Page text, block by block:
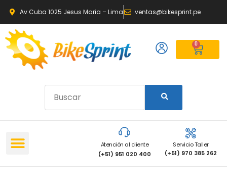
Av Cuba 1025 Jesus Maria – Lima ventas@bikesprint.pe
0
Atención al cliente
(+51) 951 020 400
Servicio Taller
(+51) 970 385 262